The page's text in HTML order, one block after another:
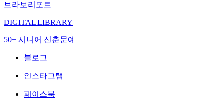
브라보리포트
DIGITAL LIBRARY
50+ 시니어 신춘문예
블로그
인스타그램
페이스북